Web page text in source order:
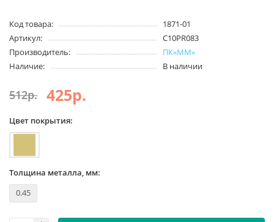
Код товара:
1871-01
Артикул:
С10PR083
Производитель:
ПК«ММ»
Наличие:
В наличии
512р. 425р.
Цвет покрытия:
Толщина металла, мм:
0.45